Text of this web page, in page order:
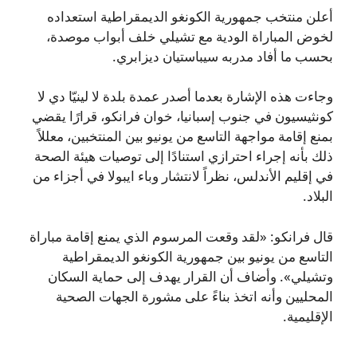
أعلن منتخب جمهورية الكونغو الديمقراطية استعداده
لخوض المباراة الودية مع تشيلي خلف أبواب موصدة،
بحسب ما أفاد مدربه سيباستيان ديزابري.
وجاءت هذه الإشارة بعدما أصدر عمدة بلدة لا لينيّا دي لا
كونثيسيون في جنوب إسبانيا، خوان فرانكو، قرارًا يقضي
بمنع إقامة مواجهة التاسع من يونيو بين المنتخبين، معللاً
ذلك بأنه إجراء احترازي استنادًا إلى توصيات هيئة الصحة
في إقليم الأندلس، نظراً لانتشار وباء ايبولا في أجزاء من
البلاد.
قال فرانكو: «لقد وقعت المرسوم الذي يمنع إقامة مباراة
التاسع من يونيو بين جمهورية الكونغو الديمقراطية
وتشيلي». وأضاف أن القرار يهدف إلى حماية السكان
المحليين وأنه اتخذ بناءً على مشورة الجهات الصحية
الإقليمية.